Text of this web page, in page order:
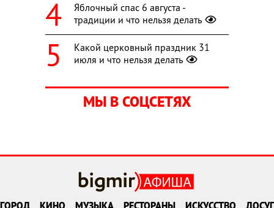
Яблочный спас 6 августа -
традиции и что нельзя делать
Какой церковный праздник 31
июля и что нельзя делать
МЫ В СОЦСЕТЯХ